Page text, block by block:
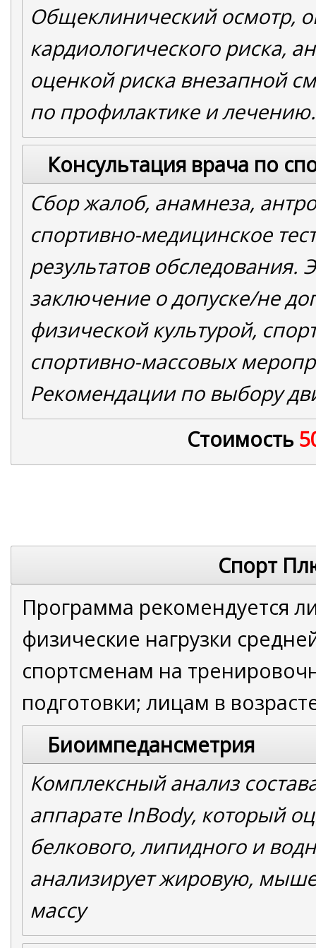
Общеклинический осмотр,
кардиологического риска,
оценкой риска внезапной
по профилактике и лечению.
Консультация врача по
Сбор жалоб, анамнеза,
спортивно-медицинское
результатов обследования.
заключение о допуске/не
физической культурой,
спортивно-массовых
Рекомендации по выбору
Стоимость
Спорт
Программа рекомендуется
физические нагрузки
спортсменам на
подготовки; лицам в
Биоимпедансметрия
Комплексный анализ
аппарате InBody, который
белкового, липидного и
анализирует жировую,
массу